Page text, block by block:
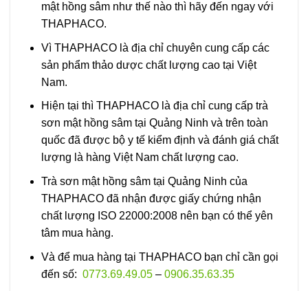
mật hồng sâm như thế nào thì hãy đến ngay với
THAPHACO.
Vì THAPHACO là địa chỉ chuyên cung cấp các
sản phẩm thảo dược chất lượng cao tại Việt
Nam.
Hiện tại thì THAPHACO là địa chỉ cung cấp trà
sơn mật hồng sâm tại Quảng Ninh và trên toàn
quốc đã được bộ y tế kiểm định và đánh giá chất
lượng là hàng Việt Nam chất lượng cao.
Trà sơn mật hồng sâm tại Quảng Ninh của
THAPHACO đã nhận được giấy chứng nhận
chất lượng ISO 22000:2008 nên bạn có thể yên
tâm mua hàng.
Và để mua hàng tại THAPHACO bạn chỉ cần gọi
đến số: 0773.69.49.05– 0906.35.63.35